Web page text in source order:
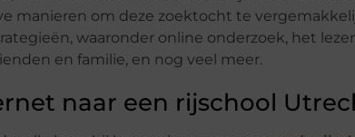
manieren om deze zoektocht te
waaronder online onderzoek, het
en familie, en nog veel meer.
naar een rijschool